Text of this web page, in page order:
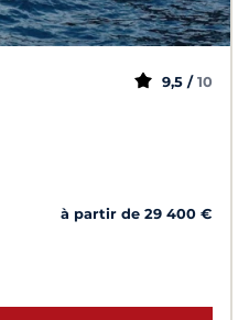
9,5 / 10
à partir de 29 400 €